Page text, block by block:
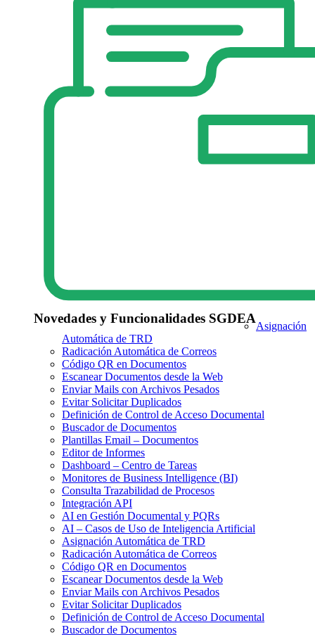
Novedades y Funcionalidades SGDEA
Asignación
Automática de TRD
Radicación Automática de Correos
Código QR en Documentos
Escanear Documentos desde la Web
Enviar Mails con Archivos Pesados
Evitar Solicitar Duplicados
Definición de Control de Acceso Documental
Buscador de Documentos
Plantillas Email – Documentos
Editor de Informes
Dashboard – Centro de Tareas
Monitores de Business Intelligence (BI)
Consulta Trazabilidad de Procesos
Integración API
AI en Gestión Documental y PQRs
AI – Casos de Uso de Inteligencia Artificial
Asignación Automática de TRD
Radicación Automática de Correos
Código QR en Documentos
Escanear Documentos desde la Web
Enviar Mails con Archivos Pesados
Evitar Solicitar Duplicados
Definición de Control de Acceso Documental
Buscador de Documentos